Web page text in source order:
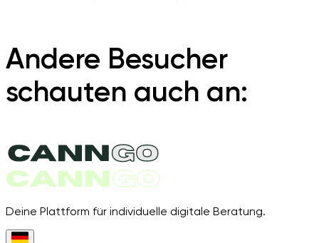
Andere Besucher
schauten auch an:
Deine Plattform für individuelle digitale Beratung.